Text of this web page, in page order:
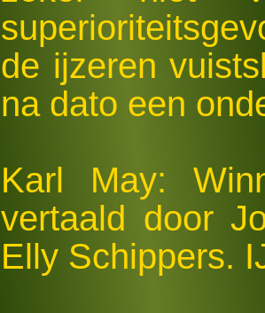
de ijzeren
na dato een
Karl May:
vertaald door
Elly Schippers.